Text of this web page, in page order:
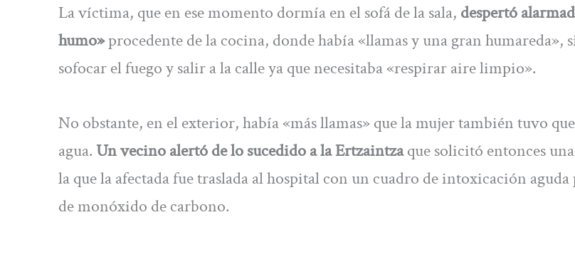
La víctima, que en ese momento dormía en el sofá de la sala, despertó
humo»procedente de la cocina, donde había «llamas y una gran humareda»,
sofocar el fuego y salir a la calle ya que necesitaba «respirar aire limpio».
No obstante, en el exterior, había «más llamas» que la mujer también tuvo
agua. Un vecino alertó de lo sucedido a la Ertzaintzaque solicitó entonces
la que la afectada fue traslada al hospital con un cuadro de intoxicación
de monóxido de carbono.